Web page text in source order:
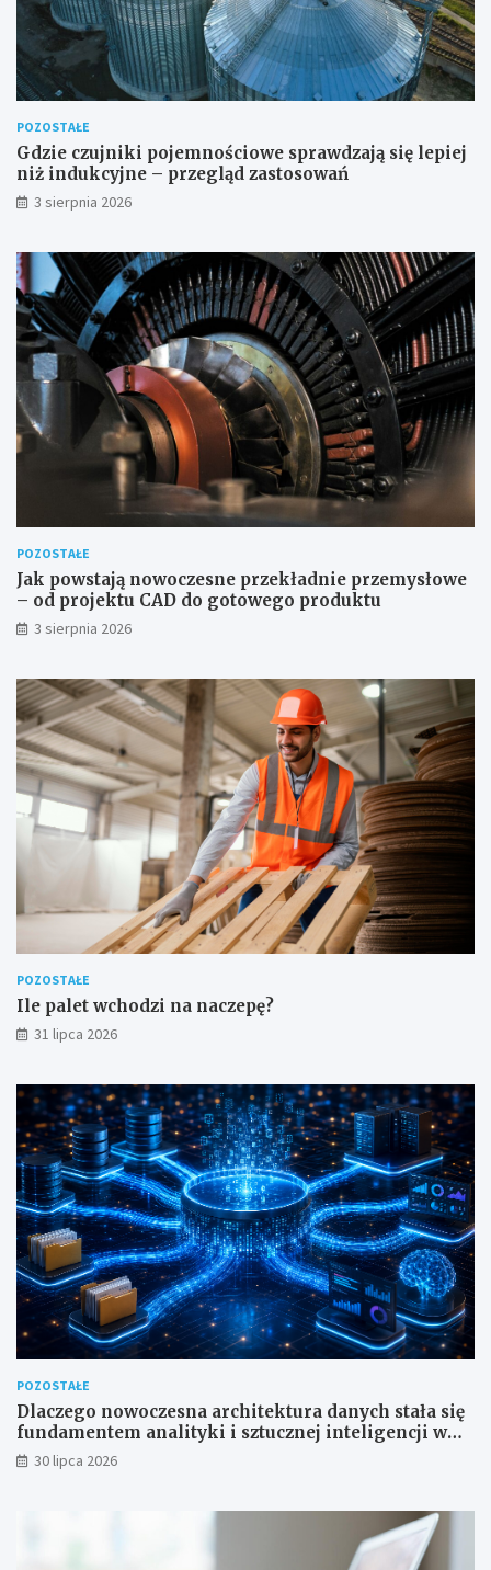
POZOSTAŁE
Gdzie czujniki pojemnościowe sprawdzają się lepiej
niż indukcyjne – przegląd zastosowań
3 sierpnia 2026
POZOSTAŁE
Jak powstają nowoczesne przekładnie przemysłowe
– od projektu CAD do gotowego produktu
3 sierpnia 2026
POZOSTAŁE
Ile palet wchodzi na naczepę?
31 lipca 2026
POZOSTAŁE
Dlaczego nowoczesna architektura danych stała się
fundamentem analityki i sztucznej inteligencji w
przedsiębiorstwach?
30 lipca 2026